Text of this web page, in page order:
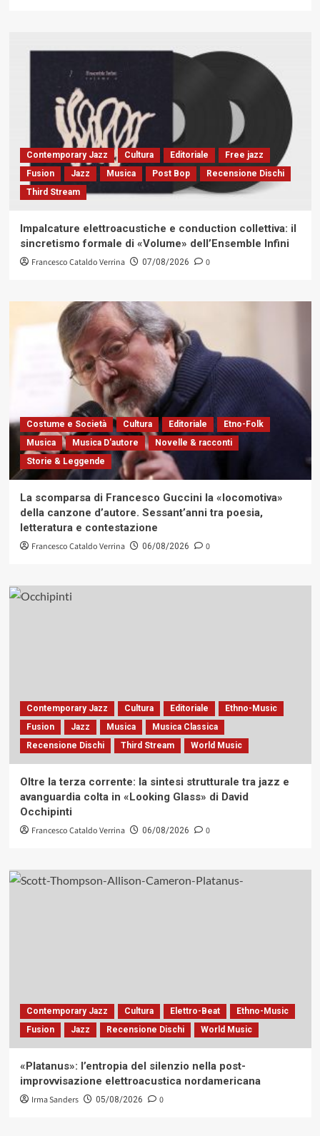
Contemporary Jazz Cultura Editoriale
Free jazz
Fusion
Jazz Musica Post Bop
Recensione Dischi
Third Stream
Impalcature elettroacustiche e conduction collettiva: il
sincretismo formale di «Volume» dell’Ensemble Infini
Francesco Cataldo Verrina 07/08/2026 0
Costume e Società Cultura Editoriale
Etno-Folk
Musica
Musica D'autore
Novelle & racconti
Storie & Leggende
La scomparsa di Francesco Guccini la «locomotiva»
della canzone d’autore. Sessant’anni tra poesia,
letteratura e contestazione
Francesco Cataldo Verrina 06/08/2026 0
Contemporary Jazz Cultura Editoriale
Ethno-Music
Fusion
Jazz Musica
Musica Classica
Recensione Dischi
Third Stream World Music
Oltre la terza corrente: la sintesi strutturale tra jazz e
avanguardia colta in «Looking Glass» di David
Occhipinti
Francesco Cataldo Verrina 06/08/2026 0
Contemporary Jazz Cultura Elettro-Beat
Ethno-Music
Fusion
Jazz Recensione Dischi World Music
«Platanus»: l’entropia del silenzio nella post-
improvvisazione elettroacustica nordamericana
Irma Sanders 05/08/2026 0